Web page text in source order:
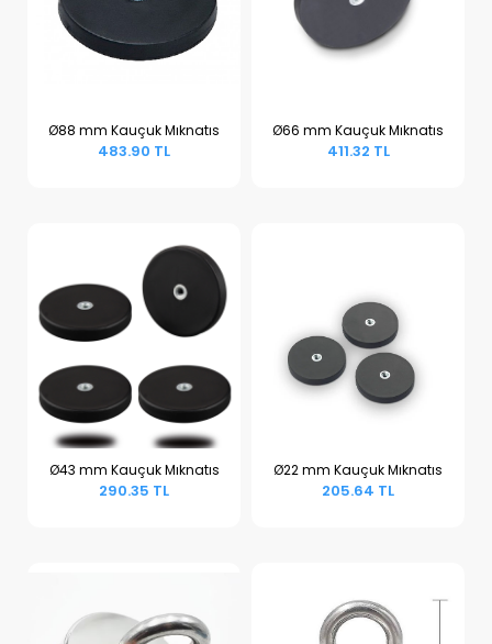
Sepete Ekle
Ø88 mm Kauçuk Mıknatıs
483.90 TL Sepete Ekle
Ø66 mm Kauçuk Mıknatıs
411.32 TL
Sepete Ekle
Ø43 mm Kauçuk Mıknatıs
290.35 TL Sepete Ekle
Ø22 mm Kauçuk Mıknatıs
205.64 TL